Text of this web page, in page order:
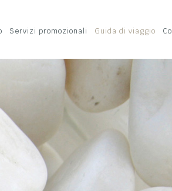
Servizi promozionali Guida di viaggio